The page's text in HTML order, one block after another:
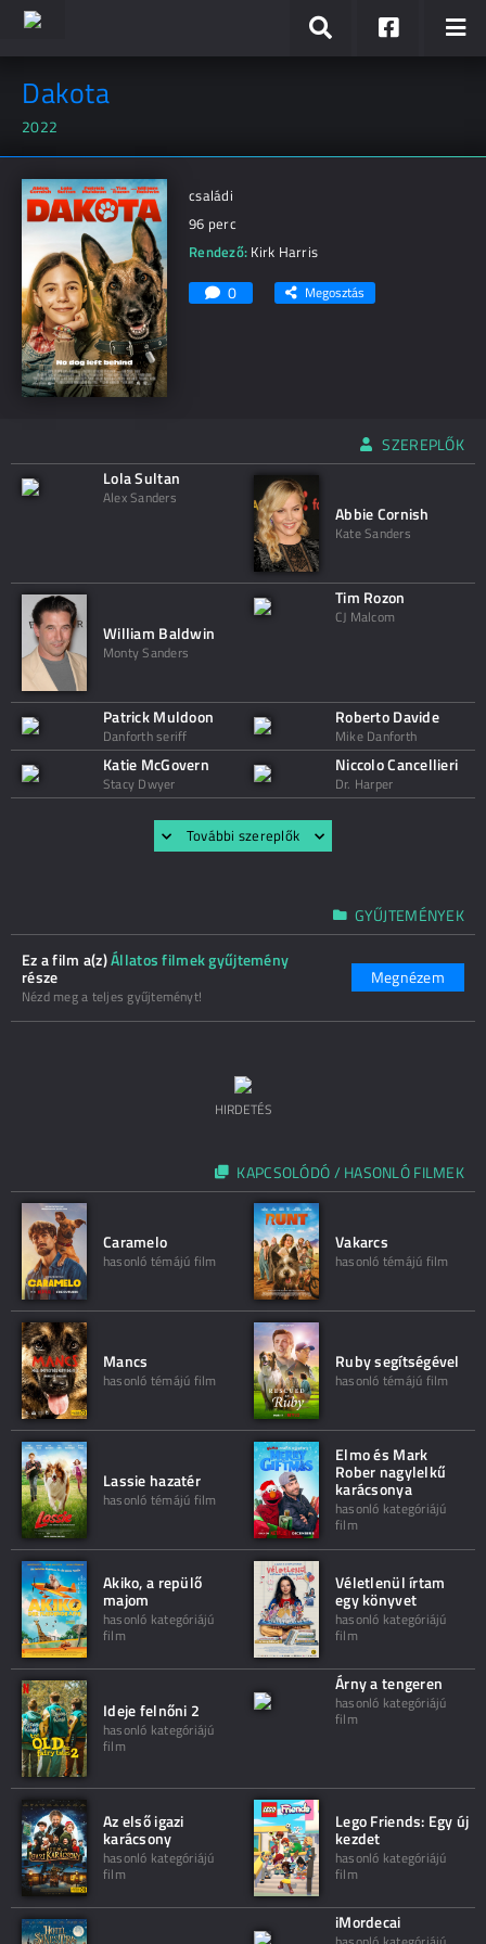
Dakota
2022
családi
96 perc
Rendező: Kirk Harris
0 Megosztás
SZEREPLŐK
Lola Sultan
Alex Sanders
Abbie Cornish
Kate Sanders
William Baldwin
Monty Sanders
Tim Rozon
CJ Malcom
Patrick Muldoon
Danforth seriff
Roberto Davide
Mike Danforth
Katie McGovern
Stacy Dwyer
Niccolo Cancellieri
Dr. Harper
További szereplők
GYŰJTEMÉNYEK
Ez a film a(z)Állatos filmek gyűjtemény
része
Nézd meg a teljes gyűjteményt!
Megnézem
HIRDETÉS
KAPCSOLÓDÓ / HASONLÓ FILMEK
Caramelo
hasonló témájú film
Vakarcs
hasonló témájú film
Mancs
hasonló témájú film
Ruby segítségével
hasonló témájú film
Lassie hazatér
hasonló témájú film
Elmo és Mark
Rober nagylelkű
karácsonya
hasonló kategóriájú
film
Akiko, a repülő
majom
hasonló kategóriájú
film
Véletlenül írtam
egy könyvet
hasonló kategóriájú
film
Ideje felnőni 2
hasonló kategóriájú
film
Árny a tengeren
hasonló kategóriájú
film
Az első igazi
karácsony
hasonló kategóriájú
film
Lego Friends: Egy új
kezdet
hasonló kategóriájú
film
iMordecai